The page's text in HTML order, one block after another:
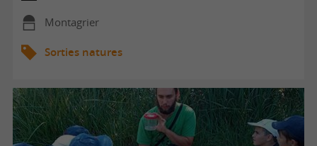
Montagrier
Sorties natures